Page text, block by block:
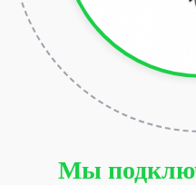
Мы